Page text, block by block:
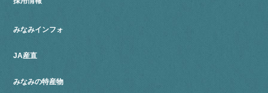
みなみインフォ
JA産直
みなみの特産物